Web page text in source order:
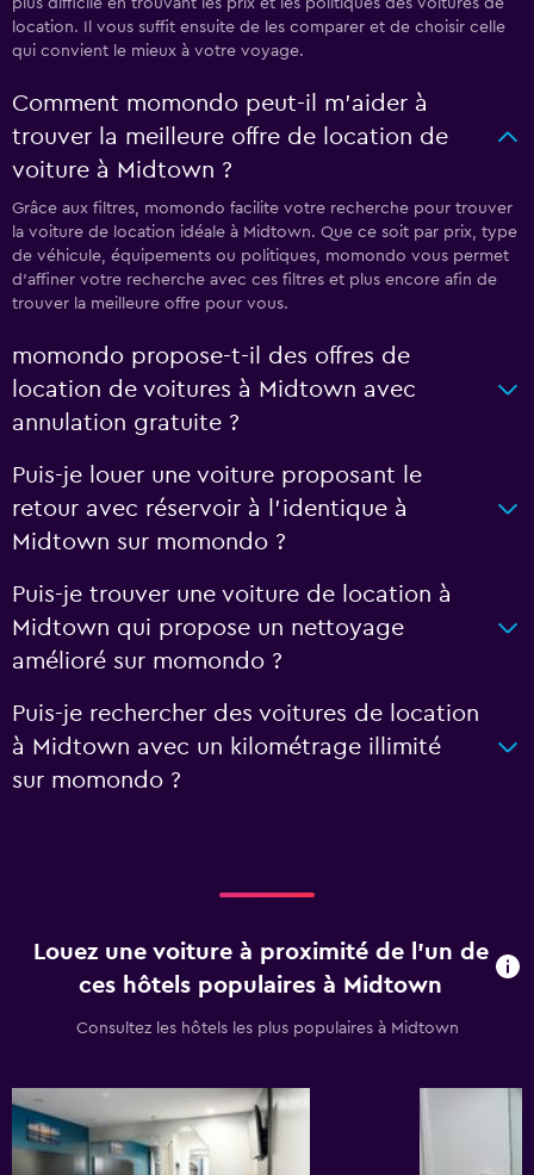
plus difficile en trouvant les prix et les politiques des voitures de
location. Il vous suffit ensuite de les comparer et de choisir celle
qui convient le mieux à votre voyage.
Comment momondo peut-il m’aider à
trouver la meilleure offre de location de
voiture à Midtown ?
Grâce aux filtres, momondo facilite votre recherche pour trouver
la voiture de location idéale à Midtown. Que ce soit par prix, type
de véhicule, équipements ou politiques, momondo vous permet
d'affiner votre recherche avec ces filtres et plus encore afin de
trouver la meilleure offre pour vous.
momondo propose-t-il des offres de
location de voitures à Midtown avec
annulation gratuite ?
Puis-je louer une voiture proposant le
retour avec réservoir à l’identique à
Midtown sur momondo ?
Puis-je trouver une voiture de location à
Midtown qui propose un nettoyage
amélioré sur momondo ?
Puis-je rechercher des voitures de location
à Midtown avec un kilométrage illimité
sur momondo ?
Louez une voiture à proximité de l’un de
ces hôtels populaires à Midtown
Consultez les hôtels les plus populaires à Midtown